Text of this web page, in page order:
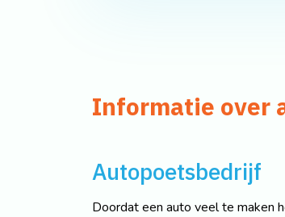
Informatie over
Autopoetsbedrijf
Doordat een auto veel te maken